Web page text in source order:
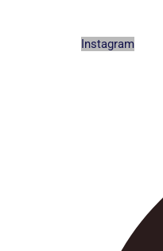
Instagram